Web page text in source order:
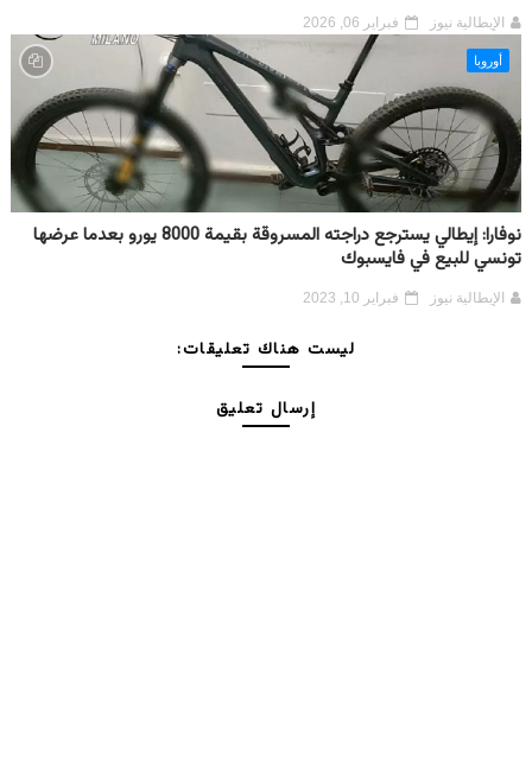
الإيطالية نيوز فبراير 06, 2026
أوروبا
نوفارا: إيطالي يسترجع دراجته المسروقة بقيمة 8000 يورو بعدما عرضها
تونسي للبيع في فايسبوك
الإيطالية نيوز فبراير 10, 2023
ليست هناك تعليقات:
إرسال تعليق